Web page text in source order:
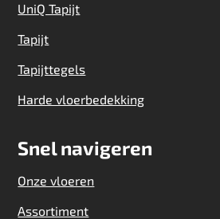
UniQ Tapijt
Tapijt
Tapijttegels
Harde vloerbedekking
Snel navigeren
Onze vloeren
Assortiment